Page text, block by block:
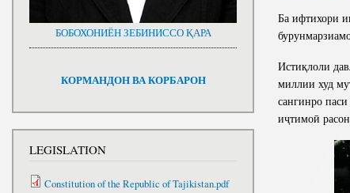
Ба ифтихори
Истиқлоли
миллии худ
сангинро
иҷтимоӣ
БОБОХОНИЁН ЗЕБИНИССО ҚАРА
КОРМАНДОН ВА КОРБАРОН
LEGISLATION
Constitution of the Republic of Tajikistan.pdf